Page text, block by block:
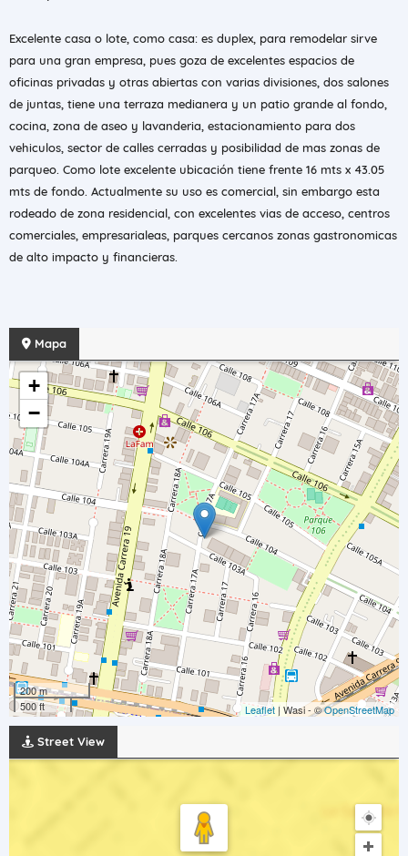
Excelente casa o lote, como casa: es duplex, para remodelar sirve
para una gran empresa, pues goza de excelentes espacios de
oficinas privadas y otras abiertas con varias divisiones, dos salones
de juntas, tiene una terraza medianera y un patio grande al fondo,
cocina, zona de aseo y lavanderia, estacionamiento para dos
vehiculos, sector de calles cerradas y posibilidad de mas zonas de
parqueo. Como lote excelente ubicación tiene frente 16 mts x 43.05
mts de fondo. Actualmente su uso es comercial, sin embargo esta
rodeado de zona residencial, con excelentes vias de acceso, centros
comerciales, empresarialeas, parques cercanos zonas gastronomicas
de alto impacto y financieras.
Mapa
+
−
200 m
500 ft
Leaflet | Wasi - ©OpenStreetMap
Street View